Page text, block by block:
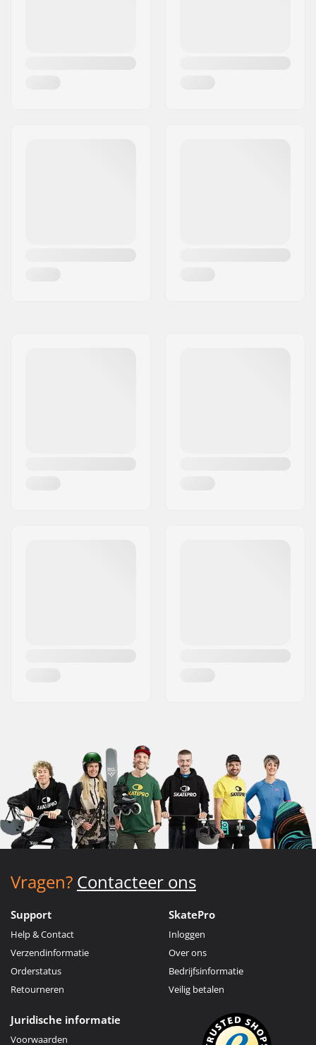
Vragen? Contacteer ons
Support
Help & Contact
Verzendinformatie
Orderstatus
Retourneren
SkatePro
Inloggen
Over ons
Bedrijfsinformatie
Veilig betalen
Juridische informatie
Voorwaarden